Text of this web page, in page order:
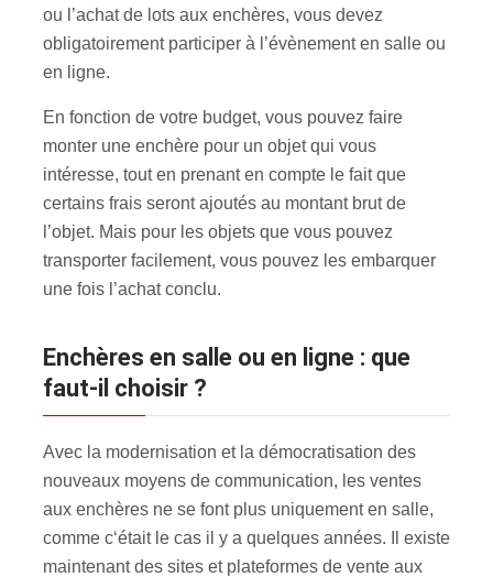
ou l’achat de lots aux enchères, vous devez
obligatoirement participer à l’évènement en salle ou
en ligne.
En fonction de votre budget, vous pouvez faire
monter une enchère pour un objet qui vous
intéresse, tout en prenant en compte le fait que
certains frais seront ajoutés au montant brut de
l’objet. Mais pour les objets que vous pouvez
transporter facilement, vous pouvez les embarquer
une fois l’achat conclu.
Enchères en salle ou en ligne : que
faut-il choisir ?
Avec la modernisation et la démocratisation des
nouveaux moyens de communication, les ventes
aux enchères ne se font plus uniquement en salle,
comme c‘était le cas il y a quelques années. Il existe
maintenant des sites et plateformes de vente aux